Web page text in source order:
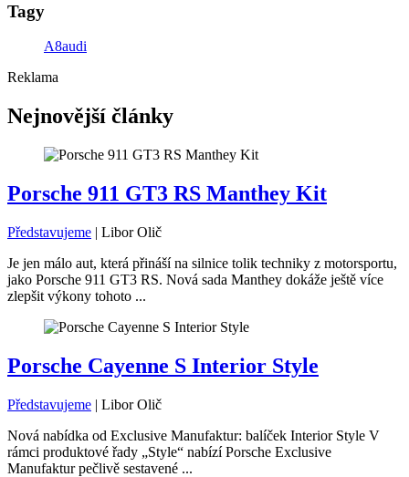
Tagy
A8audi
Reklama
Nejnovější články
Porsche 911 GT3 RS Manthey Kit
Představujeme | Libor Olič
Je jen málo aut, která přináší na silnice tolik techniky z motorsportu,
jako Porsche 911 GT3 RS. Nová sada Manthey dokáže ještě více
zlepšit výkony tohoto ...
Porsche Cayenne S Interior Style
Představujeme | Libor Olič
Nová nabídka od Exclusive Manufaktur: balíček Interior Style V
rámci produktové řady „Style“ nabízí Porsche Exclusive
Manufaktur pečlivě sestavené ...